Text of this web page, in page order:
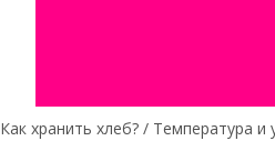
Как хранить хлеб? / Температура и